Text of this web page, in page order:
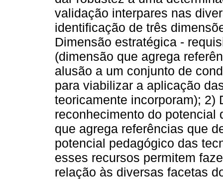
validação interpares nas
identificação de três
Dimensão estratégica -
(dimensão que agrega
alusão a um conjunto de
para viabilizar a aplicação
teoricamente incorporam); 2)
reconhecimento do potencial
que agrega referências que
potencial pedagógico das
esses recursos permitem
relação às diversas facetas